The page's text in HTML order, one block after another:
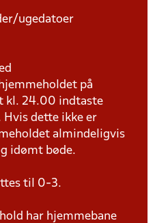
ugedatoer
hjemmeholdet på
kl. 24.00 indtaste
Hvis dette ikke er
almindeligvis
idømt bøde.
til 0-3.
har hjemmebane